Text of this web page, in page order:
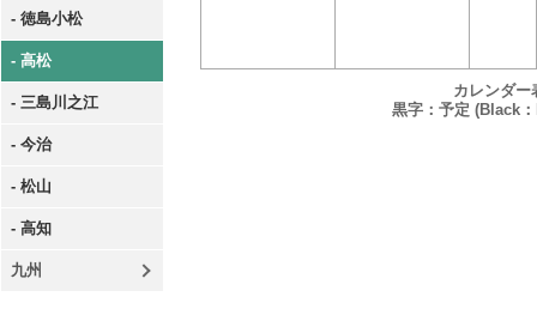
- 徳島小松
- 高松
- 三島川之江
- 今治
- 松山
- 高知
九州
カレンダー
黒字：予定 (Black